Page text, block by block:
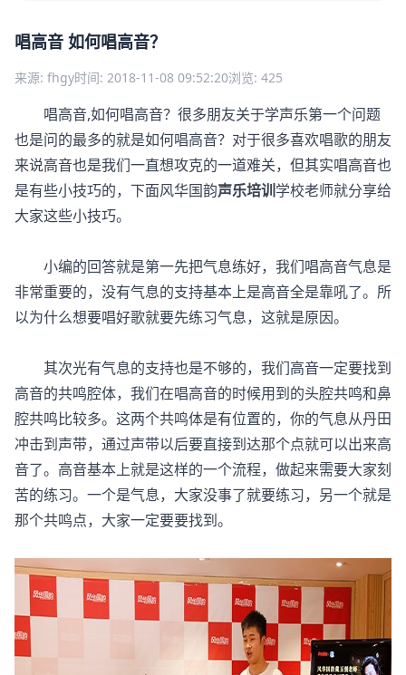
唱高音 如何唱高音？
来源: fhgy时间: 2018-11-08 09:52:20浏览: 425
唱高音,如何唱高音？很多朋友关于学声乐第一个问题
也是问的最多的就是如何唱高音？对于很多喜欢唱歌的朋友
来说高音也是我们一直想攻克的一道难关，但其实唱高音也
是有些小技巧的，下面风华国韵声乐培训 学校老师就分享给
大家这些小技巧。
小编的回答就是第一先把气息练好，我们唱高音气息是
非常重要的，没有气息的支持基本上是高音全是靠吼了。所
以为什么想要唱好歌就要先练习气息，这就是原因。
其次光有气息的支持也是不够的，我们高音一定要找到
高音的共鸣腔体，我们在唱高音的时候用到的头腔共鸣和鼻
腔共鸣比较多。这两个共鸣体是有位置的，你的气息从丹田
冲击到声带，通过声带以后要直接到达那个点就可以出来高
音了。高音基本上就是这样的一个流程，做起来需要大家刻
苦的练习。一个是气息，大家没事了就要练习，另一个就是
那个共鸣点，大家一定要要找到。